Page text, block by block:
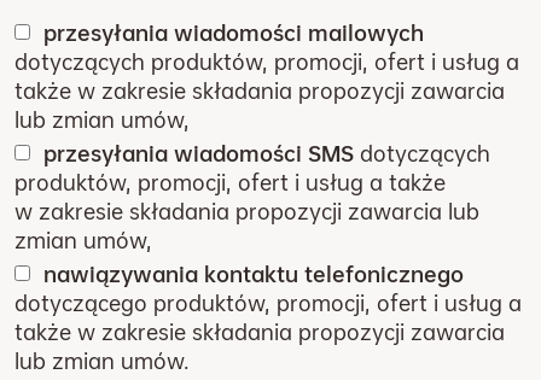
przesyłania wiadomości mailowych
dotyczących produktów, promocji, ofert i usług a
także w zakresie składania propozycji zawarcia
lub zmian umów,
przesyłania wiadomości SMS dotyczących
produktów, promocji, ofert i usług a także
w zakresie składania propozycji zawarcia lub
zmian umów,
nawiązywania kontaktu telefonicznego
dotyczącego produktów, promocji, ofert i usług a
także w zakresie składania propozycji zawarcia
lub zmian umów.